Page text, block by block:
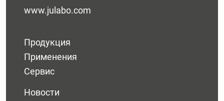
www.julabo.com
Продукция
Применения
Сервис
Новости